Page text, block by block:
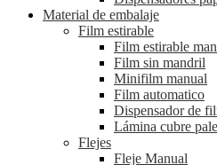
Material de embalaje
Film estirable
Film estirable
Film sin mandril
Minifilm manual
Film automatico
Dispensador de
Lámina cubre
Flejes
Fleje Manual